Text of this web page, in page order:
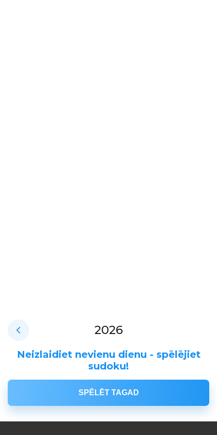
2026
Neizlaidiet nevienu dienu - spēlējiet
sudoku!
SPĒLĒT TAGAD